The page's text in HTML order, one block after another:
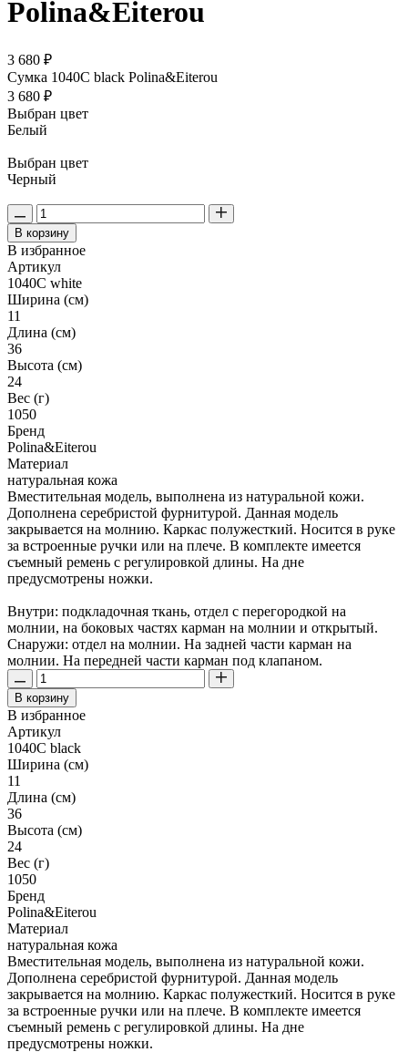
Polina&Eiterou
3 680 ₽
Сумка 1040C black Polina&Eiterou
3 680 ₽
Выбран цвет
Белый
Выбран цвет
Черный
В корзину
В избранное
Артикул
1040C white
Ширина (см)
11
Длина (см)
36
Высота (см)
24
Вес (г)
1050
Бренд
Polina&Eiterou
Материал
натуральная кожа
Вместительная модель, выполнена из натуральной кожи.
Дополнена серебристой фурнитурой. Данная модель
закрывается на молнию. Каркас полужесткий. Носится в руке
за встроенные ручки или на плече. В комплекте имеется
съемный ремень с регулировкой длины. На дне
предусмотрены ножки.
Внутри: подкладочная ткань, отдел с перегородкой на
молнии, на боковых частях карман на молнии и открытый.
Снаружи: отдел на молнии. На задней части карман на
молнии. На передней части карман под клапаном.
В корзину
В избранное
Артикул
1040C black
Ширина (см)
11
Длина (см)
36
Высота (см)
24
Вес (г)
1050
Бренд
Polina&Eiterou
Материал
натуральная кожа
Вместительная модель, выполнена из натуральной кожи.
Дополнена серебристой фурнитурой. Данная модель
закрывается на молнию. Каркас полужесткий. Носится в руке
за встроенные ручки или на плече. В комплекте имеется
съемный ремень с регулировкой длины. На дне
предусмотрены ножки.